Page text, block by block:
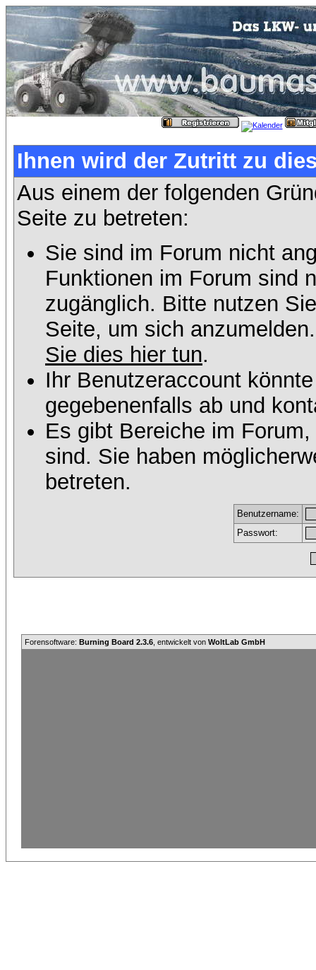
Ihnen wird der Zutritt zu
Aus einem der folgenden
Seite zu betreten:
Sie sind im Forum nicht
Funktionen im Forum sind
zugänglich. Bitte nutzen
Seite, um sich
Sie dies hier tun.
Ihr Benutzeraccount
gegebenenfalls ab und
Es gibt Bereiche im
sind. Sie haben
betreten.
Benutzername:
Passwort:
Forensoftware: Burning Board 2.3.6 , entwickelt von WoltLab GmbH